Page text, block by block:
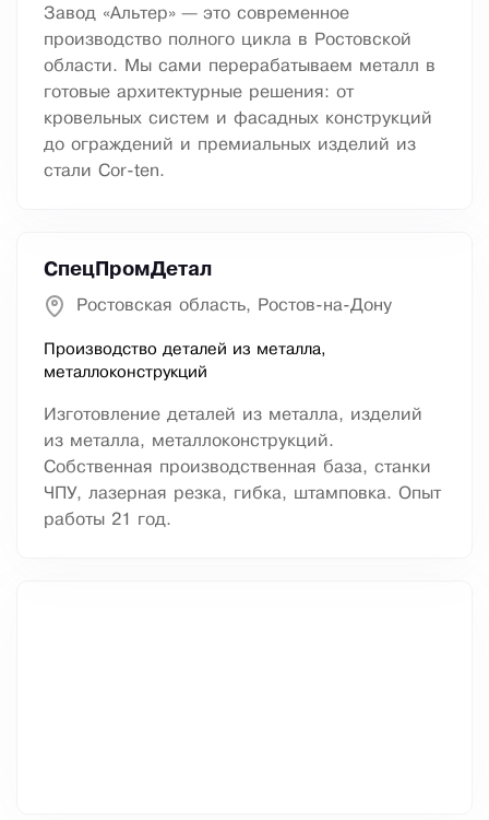
Завод «Альтер» — это современное
производство полного цикла в Ростовской
области. Мы сами перерабатываем металл в
готовые архитектурные решения: от
кровельных систем и фасадных конструкций
до ограждений и премиальных изделий из
стали Cor-ten.
СпецПромДетал
Ростовская область, Ростов-на-Дону
Производство деталей из металла,
металлоконструкций
Изготовление деталей из металла, изделий
из металла, металлоконструкций.
Собственная производственная база, станки
ЧПУ, лазерная резка, гибка, штамповка. Опыт
работы 21 год.